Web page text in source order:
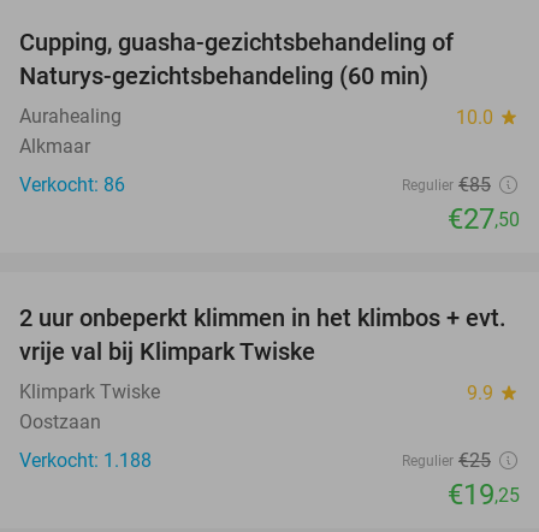
Cupping, guasha-gezichtsbehandeling of
Naturys-gezichtsbehandeling (60 min)
Aurahealing 10.0 star
Alkmaar
Verkocht: 86
Regulier €85
€27,50
23%
2 uur onbeperkt klimmen in het klimbos + evt.
vrije val bij Klimpark Twiske
Klimpark Twiske 9.9 star
Oostzaan
Verkocht: 1.188
Regulier €25
€19,25